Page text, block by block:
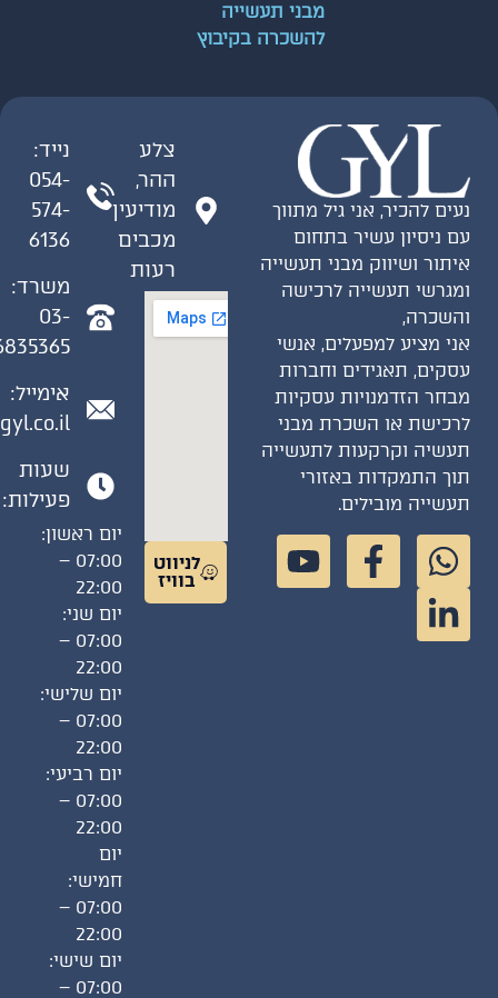
מבני תעשייה
להשכרה בקיבוץ
נעים להכיר, אני גיל מתווך
עם ניסיון עשיר בתחום
איתור ושיווק מבני תעשייה
ומגרשי תעשייה לרכישה
והשכרה,
אני מציע למפעלים, אנשי
עסקים, תאגידים וחברות
מבחר הזדמנויות עסקיות
לרכישת או השכרת מבני
תעשיה וקרקעות לתעשייה
תוך התמקדות באזורי
תעשייה מובילים.
צלע
ההר,
מודיעין
מכבים
רעות
לניווט
בוויז
נייד:
054-
574-
6136
משרד:
03-
אימייל:
שעות
פעילות:
יום ראשון:
07:00 –
22:00
יום שני:
07:00 –
22:00
יום שלישי:
07:00 –
22:00
יום רביעי:
07:00 –
22:00
יום
חמישי:
07:00 –
22:00
יום שישי:
07:00 –